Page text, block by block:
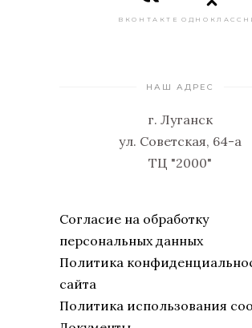
ВКОНТАКТЕ
НАШ АДРЕС
г. Луганск
ул. Советская, 64-а
ТЦ "2000"
Согласие на обработку
персональных данных
Политика
сайта
Политика использования